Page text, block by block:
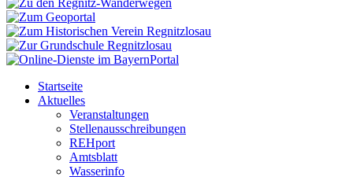
Startseite
Aktuelles
Veranstaltungen
Stellenausschreibungen
REHport
Amtsblatt
Wasserinfo